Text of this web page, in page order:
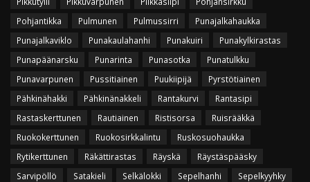
Pohjantikka
Pulmunen Pulmussirri
Punajalkahaukka
Punajalkaviklo
Punakaulahanhi Punakuiri
Punakylkirastas
Punapäänarsku
Punarinta Punasotka
Punatulkku
Punavarpunen
Pussitiainen Puukiipijä
Pyrstötiainen
Pähkinähakki
Pähkinänakkeli Rantakurvi
Rantasipi
Rastaskerttunen
Rautiainen Ristisorsa
Ruisrääkkä
Ruokokerttunen
Ruokosirkkalintu
Ruskosuohaukka
Rytikerttunen
Räkättirastas Räyskä
Räystäspääsky
Sarvipöllö
Satakieli Selkälokki Sepelhanhi
Sepelkyyhky